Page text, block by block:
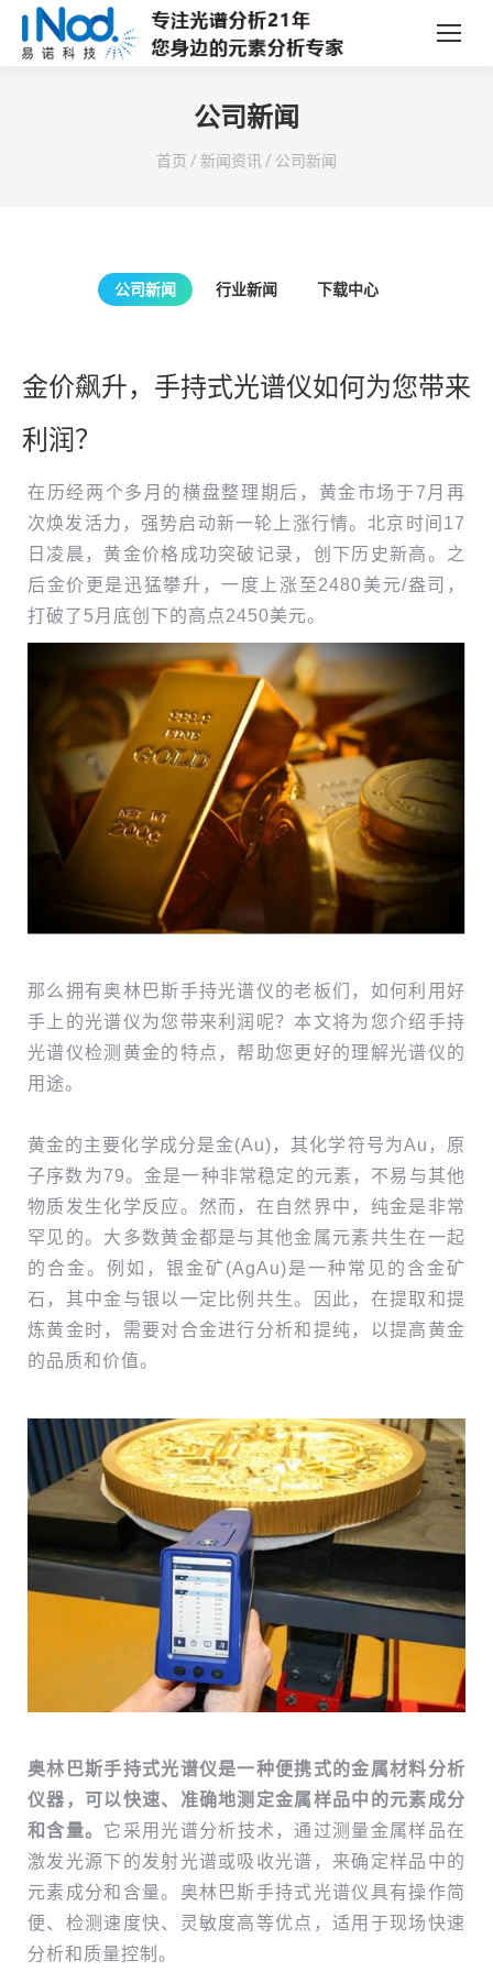
公司新闻
您在这里：
首页 / 新闻资讯 / 公司新闻
公司新闻 行业新闻 下载中心
金价飙升，手持式光谱仪如何为您带来
利润？
在历经两个多月的横盘整理期后，黄金市场于7月再
次焕发活力，强势启动新一轮上涨行情。北京时间17
日凌晨，黄金价格成功突破记录，创下历史新高。之
后金价更是迅猛攀升，一度上涨至2480美元/盎司，
打破了5月底创下的高点2450美元。
那么拥有奥林巴斯手持光谱仪的老板们，如何利用好
手上的光谱仪为您带来利润呢？本文将为您介绍手持
光谱仪检测黄金的特点，帮助您更好的理解光谱仪的
用途。
黄金的主要化学成分是金(Au)，其化学符号为Au，原
子序数为79。金是一种非常稳定的元素，不易与其他
物质发生化学反应。然而，在自然界中，纯金是非常
罕见的。大多数黄金都是与其他金属元素共生在一起
的合金。例如，银金矿(AgAu)是一种常见的含金矿
石，其中金与银以一定比例共生。因此，在提取和提
炼黄金时，需要对合金进行分析和提纯，以提高黄金
的品质和价值。
奥林巴斯手持式光谱仪是一种便携式的金属材料分析
仪器，可以快速、准确地测定金属样品中的元素成分
和含量。 它采用光谱分析技术，通过测量金属样品在
激发光源下的发射光谱或吸收光谱，来确定样品中的
元素成分和含量。奥林巴斯手持式光谱仪具有操作简
便、检测速度快、灵敏度高等优点，适用于现场快速
分析和质量控制。